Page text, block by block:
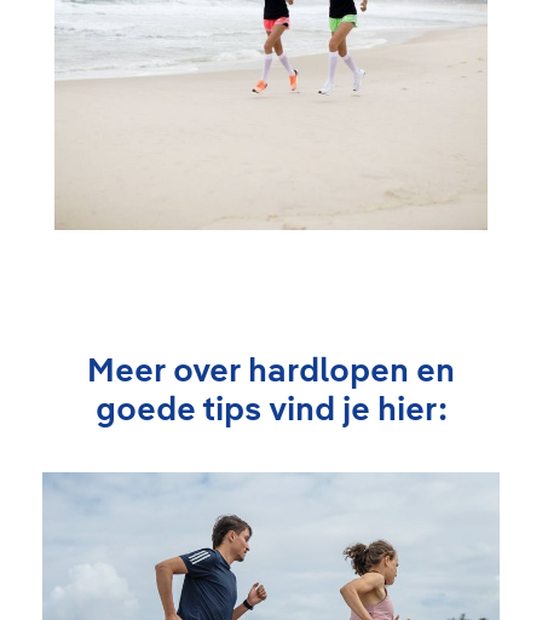
Meer over hardlopen en
goede tips vind je hier: